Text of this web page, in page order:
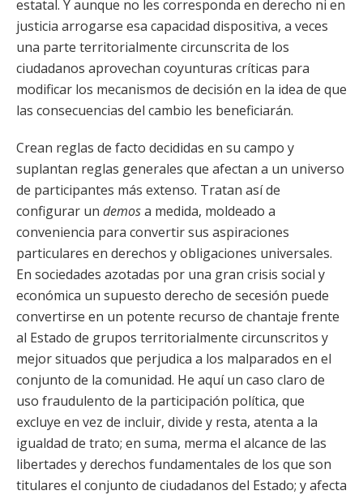
estatal. Y aunque no les corresponda en derecho ni en
justicia arrogarse esa capacidad dispositiva, a veces
una parte territorialmente circunscrita de los
ciudadanos aprovechan coyunturas críticas para
modificar los mecanismos de decisión en la idea de que
las consecuencias del cambio les beneficiarán.
Crean reglas de facto decididas en su campo y
suplantan reglas generales que afectan a un universo
de participantes más extenso. Tratan así de
configurar un demosa medida, moldeado a
conveniencia para convertir sus aspiraciones
particulares en derechos y obligaciones universales.
En sociedades azotadas por una gran crisis social y
económica un supuesto derecho de secesión puede
convertirse en un potente recurso de chantaje frente
al Estado de grupos territorialmente circunscritos y
mejor situados que perjudica a los malparados en el
conjunto de la comunidad. He aquí un caso claro de
uso fraudulento de la participación política, que
excluye en vez de incluir, divide y resta, atenta a la
igualdad de trato; en suma, merma el alcance de las
libertades y derechos fundamentales de los que son
titulares el conjunto de ciudadanos del Estado; y afecta